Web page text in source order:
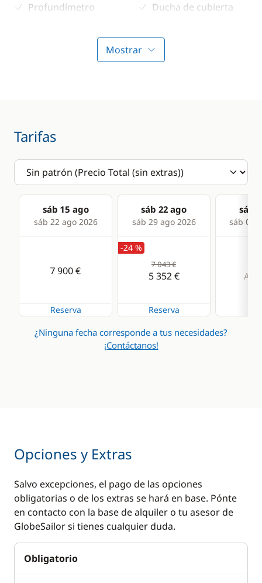
Profundímetro
Ducha de cubierta
Hélice de proa
Comodidad
Agua caliente
Aire Acondicionado
Generador
Frigorífico
Nevera eléctrica
Mostrar
Tarifas
sáb 15 ago
sáb 22 ago 2026
sáb 22 ago
sáb 29 ago 2026
sáb
sáb 05
7 900 €
Reserva
-24 %
7 043 €
5 352 €
Reserva
¿Ninguna fecha corresponde a tus necesidades?
¡Contáctanos!
Opciones y Extras
Salvo excepciones, el pago de las opciones
obligatorias o de los extras se hará en base. Pónte
en contacto con la base de alquiler o tu asesor de
GlobeSailor si tienes cualquier duda.
Obligatorio